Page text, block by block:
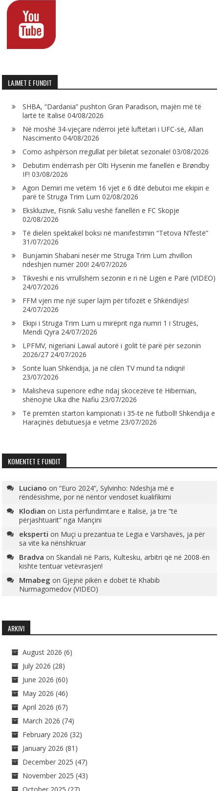
LAJMET E FUNDIT
SHBA, “Dardania” pushton Gran Paradison, majën më të
lartë të Italisë 04/08/2026
Në moshë 34-vjeçare ndërroi jetë luftëtari i UFC-së, Allan
Nascimento 04/08/2026
Como ashpërson rregullat për biletat sezonale! 03/08/2026
Debutim ëndërrash për Olti Hysenin me fanellën e Brøndby
IF! 03/08/2026
Agon Demiri me vetëm 16 vjet e 6 ditë debutoi me ekipin e
parë të Struga Trim Lum 02/08/2026
Ekskluzive, Fisnik Saliu veshë fanellën e FC Skopje
02/08/2026
Të dielën spektakël boksi në manifestimin “Tetova N’festë”
31/07/2026
Bunjamin Shabani nesër me Struga Trim Lum zhvillon
ndeshjen numër 200! 24/07/2026
Tikveshi e nis vrrullshëm sezonin e ri në Ligën e Parë (VIDEO)
24/07/2026
FFM vjen me një super lajm për tifozët e Shkëndijës!
24/07/2026
Ekipi i Struga Trim Lum u mirëprit nga numri 1 i Strugës,
Mendi Qyra 24/07/2026
LPFMV, nigeriani Lawal autorë i golit të parë për sezonin
2026/27 24/07/2026
Sonte luan Shkëndija, ja në cilën TV mund ta ndiqni!
23/07/2026
Malisheva superiore edhe ndaj skocezëve të Hibernian,
shënojnë Uka dhe Nafiu 23/07/2026
Të premtën starton kampionati i 35-të në futboll! Shkëndija e
Haraçinës debutuesja e vetme 23/07/2026
KOMENTET E FUNDIT
Luciano on“Euro 2024”, Sylvinho: Ndeshja më e
rëndësishme, por në nëntor vendoset kualifikimi
Klodian on Lista përfundimtare e Italisë, ja tre “të
përjashtuarit” nga Mançini
eksperti on Muçi u prezantua te Legia e Varshavës, ja për
sa vite ka nënshkruar
Bradva onSkandali në Paris, Kultesku, arbitri që në 2008-ën
kishte tentuar vetëvrasjen!
Mmabeg onGjejnë pikën e dobët të Khabib
Nurmagomedov (VIDEO)
ARKIVI
August 2026 (6)
July 2026 (28)
June 2026 (60)
May 2026 (46)
April 2026 (67)
March 2026 (74)
February 2026 (32)
January 2026 (81)
December 2025 (47)
November 2025 (43)
October 2025 (27)